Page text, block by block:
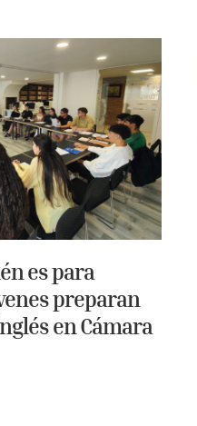
es para
preparan
en Cámara